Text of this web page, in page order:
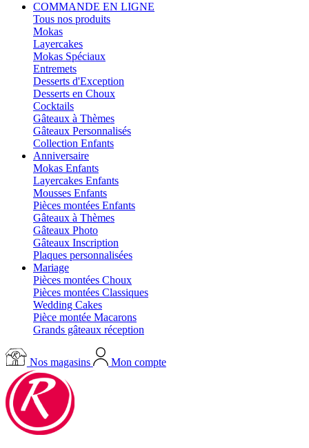
COMMANDE EN LIGNE
Tous nos produits
Mokas
Layercakes
Mokas Spéciaux
Entremets
Desserts d'Exception
Desserts en Choux
Cocktails
Gâteaux à Thèmes
Gâteaux Personnalisés
Collection Enfants
Anniversaire
Mokas Enfants
Layercakes Enfants
Mousses Enfants
Pièces montées Enfants
Gâteaux à Thèmes
Gâteaux Photo
Gâteaux Inscription
Plaques personnalisées
Mariage
Pièces montées Choux
Pièces montées Classiques
Wedding Cakes
Pièce montée Macarons
Grands gâteaux réception
Nos magasins Mon compte